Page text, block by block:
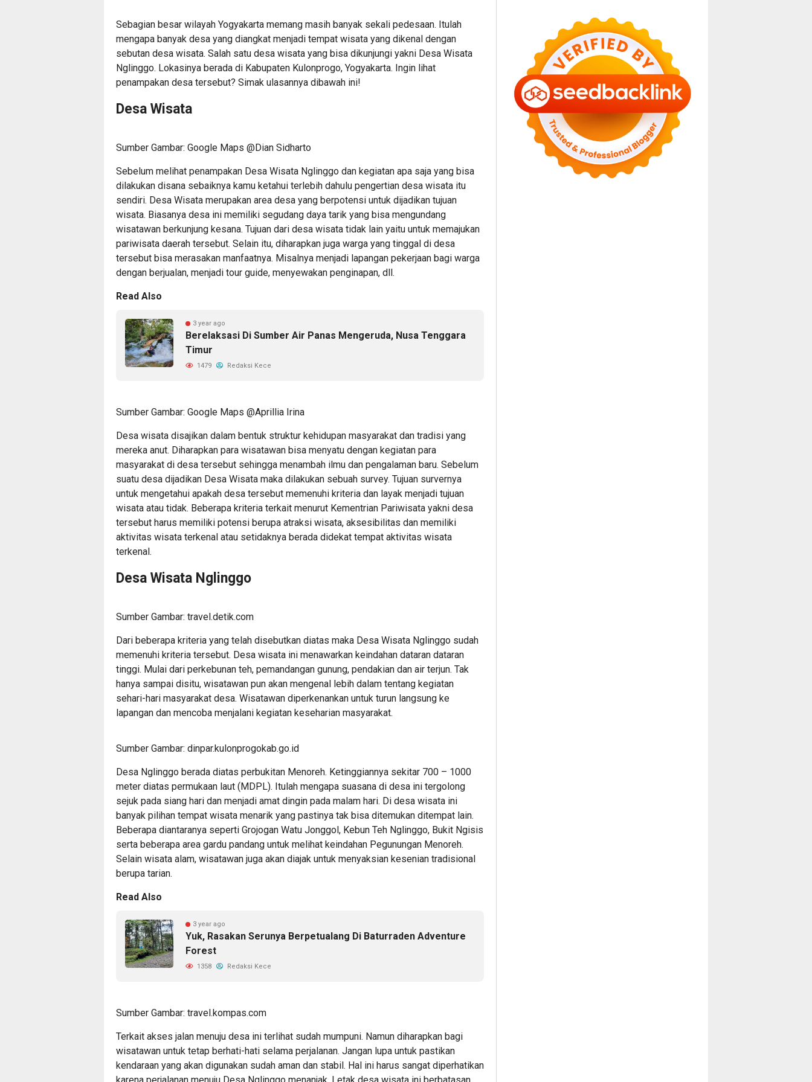
Sebagian besar wilayah Yogyakarta memang masih banyak sekali pedesaan. Itulah
mengapa banyak desa yang diangkat menjadi tempat wisata yang dikenal dengan
sebutan desa wisata. Salah satu desa wisata yang bisa dikunjungi yakni Desa Wisata
Nglinggo. Lokasinya berada di Kabupaten Kulonprogo, Yogyakarta. Ingin lihat
penampakan desa tersebut? Simak ulasannya dibawah ini!
Desa Wisata
Sumber Gambar: Google Maps @Dian Sidharto
Sebelum melihat penampakan Desa Wisata Nglinggo dan kegiatan apa saja yang bisa
dilakukan disana sebaiknya kamu ketahui terlebih dahulu pengertian desa wisata itu
sendiri. Desa Wisata merupakan area desa yang berpotensi untuk dijadikan tujuan
wisata. Biasanya desa ini memiliki segudang daya tarik yang bisa mengundang
wisatawan berkunjung kesana. Tujuan dari desa wisata tidak lain yaitu untuk memajukan
pariwisata daerah tersebut. Selain itu, diharapkan juga warga yang tinggal di desa
tersebut bisa merasakan manfaatnya. Misalnya menjadi lapangan pekerjaan bagi warga
dengan berjualan, menjadi tour guide, menyewakan penginapan, dll.
Read Also
3 year ago
Berelaksasi Di Sumber Air Panas Mengeruda, Nusa Tenggara
Timur
1479 Redaksi Kece
Sumber Gambar: Google Maps @Aprillia Irina
Desa wisata disajikan dalam bentuk struktur kehidupan masyarakat dan tradisi yang
mereka anut. Diharapkan para wisatawan bisa menyatu dengan kegiatan para
masyarakat di desa tersebut sehingga menambah ilmu dan pengalaman baru. Sebelum
suatu desa dijadikan Desa Wisata maka dilakukan sebuah survey. Tujuan survernya
untuk mengetahui apakah desa tersebut memenuhi kriteria dan layak menjadi tujuan
wisata atau tidak. Beberapa kriteria terkait menurut Kementrian Pariwisata yakni desa
tersebut harus memiliki potensi berupa atraksi wisata, aksesibilitas dan memiliki
aktivitas wisata terkenal atau setidaknya berada didekat tempat aktivitas wisata
terkenal.
Desa Wisata Nglinggo
Sumber Gambar: travel.detik.com
Dari beberapa kriteria yang telah disebutkan diatas maka Desa Wisata Nglinggo sudah
memenuhi kriteria tersebut. Desa wisata ini menawarkan keindahan dataran dataran
tinggi. Mulai dari perkebunan teh, pemandangan gunung, pendakian dan air terjun. Tak
hanya sampai disitu, wisatawan pun akan mengenal lebih dalam tentang kegiatan
sehari-hari masyarakat desa. Wisatawan diperkenankan untuk turun langsung ke
lapangan dan mencoba menjalani kegiatan keseharian masyarakat.
Sumber Gambar: dinpar.kulonprogokab.go.id
Desa Nglinggo berada diatas perbukitan Menoreh. Ketinggiannya sekitar 700 – 1000
meter diatas permukaan laut (MDPL). Itulah mengapa suasana di desa ini tergolong
sejuk pada siang hari dan menjadi amat dingin pada malam hari. Di desa wisata ini
banyak pilihan tempat wisata menarik yang pastinya tak bisa ditemukan ditempat lain.
Beberapa diantaranya seperti Grojogan Watu Jonggol, Kebun Teh Nglinggo, Bukit Ngisis
serta beberapa area gardu pandang untuk melihat keindahan Pegunungan Menoreh.
Selain wisata alam, wisatawan juga akan diajak untuk menyaksian kesenian tradisional
berupa tarian.
Read Also
3 year ago
Yuk, Rasakan Serunya Berpetualang Di Baturraden Adventure
Forest
1358 Redaksi Kece
Sumber Gambar: travel.kompas.com
Terkait akses jalan menuju desa ini terlihat sudah mumpuni. Namun diharapkan bagi
wisatawan untuk tetap berhati-hati selama perjalanan. Jangan lupa untuk pastikan
kendaraan yang akan digunakan sudah aman dan stabil. Hal ini harus sangat diperhatikan